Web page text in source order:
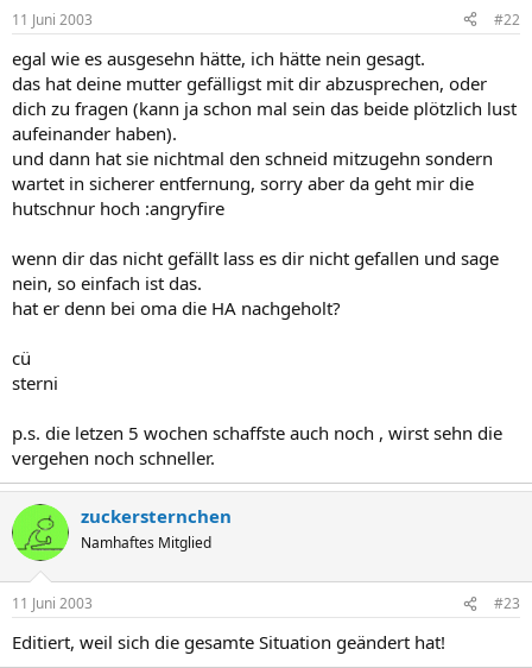
11 Juni 2003 #22
egal wie es ausgesehn hätte, ich hätte nein gesagt.
das hat deine mutter gefälligst mit dir abzusprechen, oder
dich zu fragen (kann ja schon mal sein das beide plötzlich lust
aufeinander haben).
und dann hat sie nichtmal den schneid mitzugehn sondern
wartet in sicherer entfernung, sorry aber da geht mir die
hutschnur hoch :angryfire
wenn dir das nicht gefällt lass es dir nicht gefallen und sage
nein, so einfach ist das.
hat er denn bei oma die HA nachgeholt?
cü
sterni
p.s. die letzen 5 wochen schaffste auch noch , wirst sehn die
vergehen noch schneller.
zuckersternchen
Namhaftes Mitglied
11 Juni 2003 #23
Editiert, weil sich die gesamte Situation geändert hat!